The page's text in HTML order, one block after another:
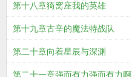
第十八章猗窝座我的英雄
第十九章古辛的魔法特战队
第二十章向着星辰与深渊
第二十一章强而有力强而有力啊